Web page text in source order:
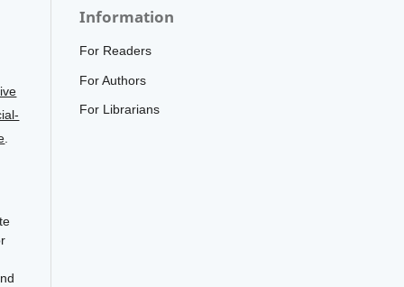
.
Information
For Readers
For Authors
For Librarians